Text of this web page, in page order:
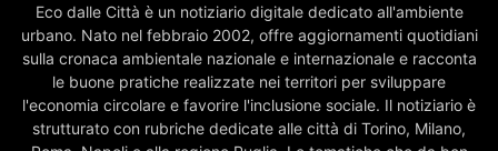
Eco dalle Città è un notiziario digitale dedicato all'ambiente
urbano. Nato nel febbraio 2002, offre aggiornamenti quotidiani
sulla cronaca ambientale nazionale e internazionale e racconta
le buone pratiche realizzate nei territori per sviluppare
l'economia circolare e favorire l'inclusione sociale. Il notiziario è
strutturato con rubriche dedicate alle città di Torino, Milano,